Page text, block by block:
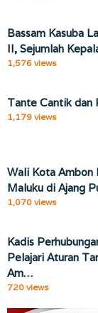
Bassam Kasuba
II, Sejumlah
1,576 views
Tante Cantik dan
1,179 views
Wali Kota Ambon
Maluku di Ajang
1,070 views
Kadis
Pelajari Aturan
Am…
720 views